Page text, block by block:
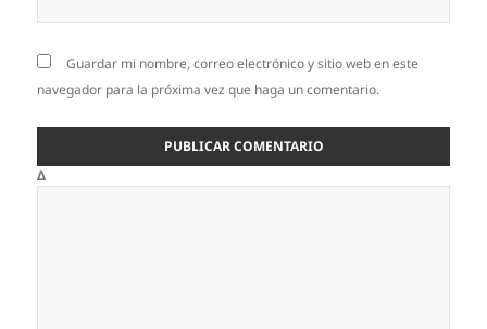
Guardar mi nombre, correo electrónico y sitio web en este
navegador para la próxima vez que haga un comentario.
Δ